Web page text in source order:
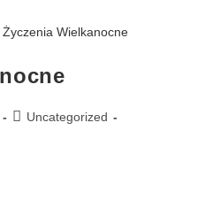
Uncategorized